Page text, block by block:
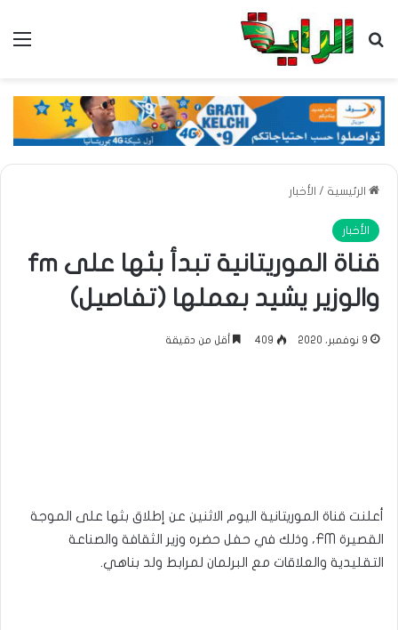
بحث عن
الرئيسية / الأخبار
الأخبار
قناة الموريتانية تبدأ بثها على fm
والوزير يشيد بعملها (تفاصيل)
9 نوفمبر، 2020 409 أقل من دقيقة
أعلنت قناة الموريتانية اليوم الاثنين عن إطلاق بثها على الموجة
القصيرة FM، وذلك في حفل حضره وزير الثقافة والصناعة
التقليدية والعلاقات مع البرلمان لمرابط ولد بناهي.